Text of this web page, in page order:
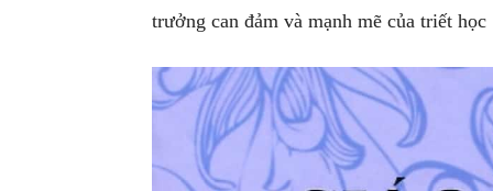
trưởng can đảm và mạnh mẽ của triết học